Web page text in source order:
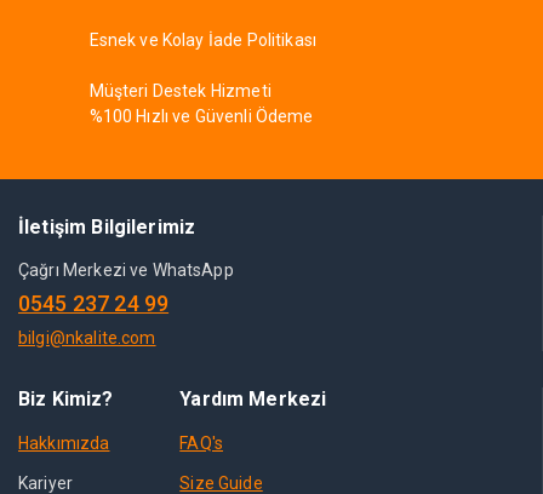
Esnek ve Kolay İade Politikası
Müşteri Destek Hizmeti
%100 Hızlı ve Güvenli Ödeme
İletişim Bilgilerimiz
Çağrı Merkezi ve WhatsApp
0545 237 24 99
bilgi@nkalite.com
Biz Kimiz?
Hakkımızda
Kariyer
Yardım Merkezi
FAQ's
Size Guide